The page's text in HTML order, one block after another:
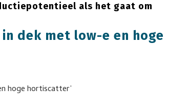
als het gaat om
dek met low-e en hoge